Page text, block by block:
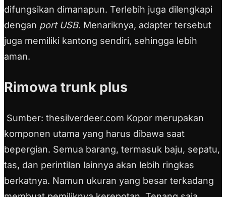
difungsikan dimanapun. Terlebih juga dilengkapi
dengan port USB. Menariknya, adapter tersebut
juga memiliki kantong sendiri, sehingga lebih
aman.
Rimowa trunk plus
Sumber: thesilverdeer.com Kopor merupakan
komponen utama yang harus dibawa saat
bepergian. Semua barang, termasuk baju, sepatu,
tas, dan perintilan lainnya akan lebih ringkas
berkatnya. Namun ukuran yang besar terkadang